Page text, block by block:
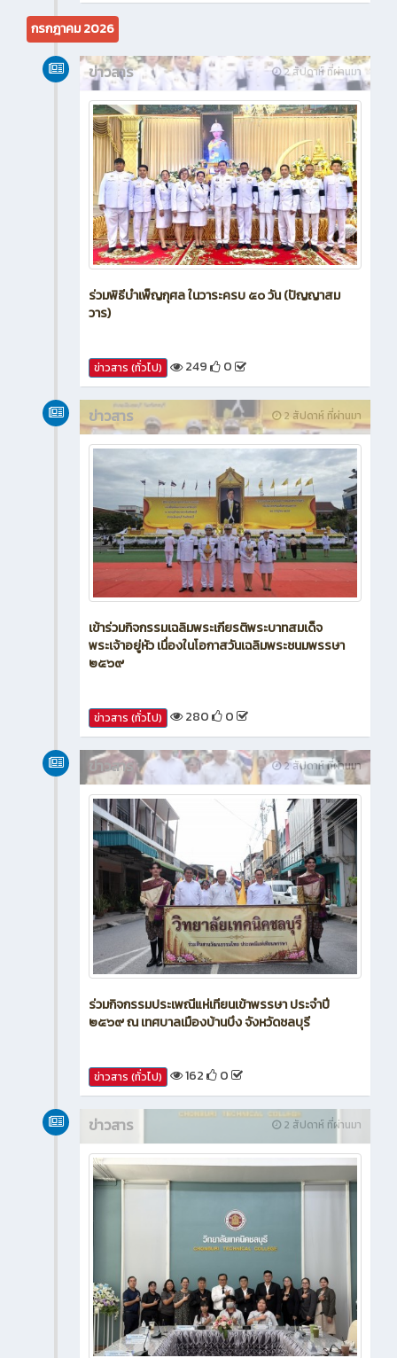
กรกฎาคม 2026
2 สัปดาห์ ที่ผ่านมา
ข่าวสาร
ร่วมพิธีบำเพ็ญกุศล ในวาระครบ ๕๐ วัน (ปัญญาสม
วาร)
ข่าวสาร (ทั่วไป) 249 0
2 สัปดาห์ ที่ผ่านมา
ข่าวสาร
เข้าร่วมกิจกรรมเฉลิมพระเกียรติพระบาทสมเด็จ
พระเจ้าอยู่หัว เนื่องในโอกาสวันเฉลิมพระชนมพรรษา
๒๕๖๙
ข่าวสาร (ทั่วไป) 280 0
2 สัปดาห์ ที่ผ่านมา
ข่าวสาร
ร่วมกิจกรรมประเพณีแห่เทียนเข้าพรรษา ประจำปี
๒๕๖๙ ณ เทศบาลเมืองบ้านบึง จังหวัดชลบุรี
ข่าวสาร (ทั่วไป) 162 0
2 สัปดาห์ ที่ผ่านมา
ข่าวสาร